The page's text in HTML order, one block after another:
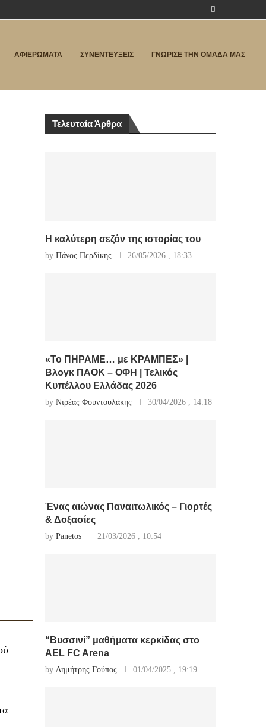
ΑΦΙΕΡΩΜΑΤΑ ΣΥΝΕΝΤΕΥΞΕΙΣ ΓΝΩΡΙΣΕ ΤΗΝ ΟΜΑΔΑ ΜΑΣ
Τελευταία Άρθρα
Η καλύτερη σεζόν της ιστορίας του
by Πάνος Περδίκης 26/05/2026 , 18:33
«Το ΠΗΡΑΜΕ… με ΚΡΑΜΠΕΣ» |
Βλογκ ΠΑΟΚ – ΟΦΗ | Τελικός
Κυπέλλου Ελλάδας 2026
by Νιρέας Φουντουλάκης 30/04/2026 , 14:18
Ένας αιώνας Παναιτωλικός – Γιορτές
& Δοξασίες
by Panetos 21/03/2026 , 10:54
“Βυσσινί” μαθήματα κερκίδας στο
AEL FC Arena
by Δημήτρης Γούπος 01/04/2025 , 19:19